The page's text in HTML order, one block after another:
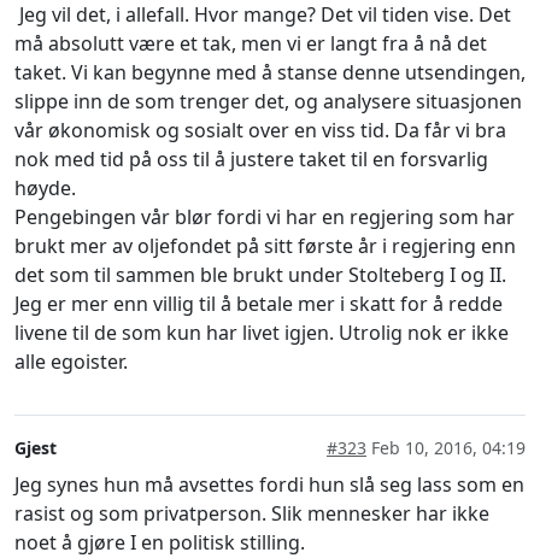
Jeg vil det, i allefall. Hvor mange? Det vil tiden vise. Det
må absolutt være et tak, men vi er langt fra å nå det
taket. Vi kan begynne med å stanse denne utsendingen,
slippe inn de som trenger det, og analysere situasjonen
vår økonomisk og sosialt over en viss tid. Da får vi bra
nok med tid på oss til å justere taket til en forsvarlig
høyde.
Pengebingen vår blør fordi vi har en regjering som har
brukt mer av oljefondet på sitt første år i regjering enn
det som til sammen ble brukt under Stolteberg I og II.
Jeg er mer enn villig til å betale mer i skatt for å redde
livene til de som kun har livet igjen. Utrolig nok er ikke
alle egoister.
Gjest #323 Feb 10, 2016, 04:19
Jeg synes hun må avsettes fordi hun slå seg lass som en
rasist og som privatperson. Slik mennesker har ikke
noet å gjøre I en politisk stilling.